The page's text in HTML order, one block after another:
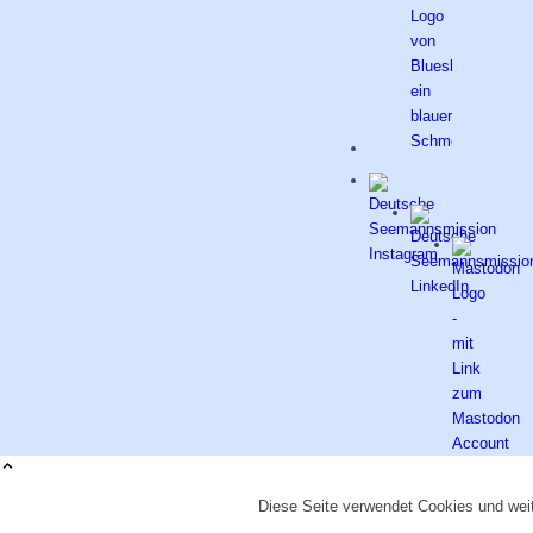
Diese Seite verwendet Cookies und